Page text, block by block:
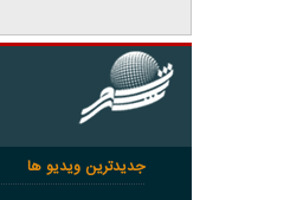
جدیدترین ویدیو ها